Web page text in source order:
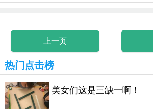
上一页
热门点击榜
美女们这是三缺一啊！